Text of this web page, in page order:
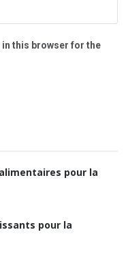
in this browser for the
pour la
pour la